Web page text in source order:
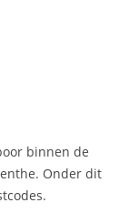
binnen de
Onder dit